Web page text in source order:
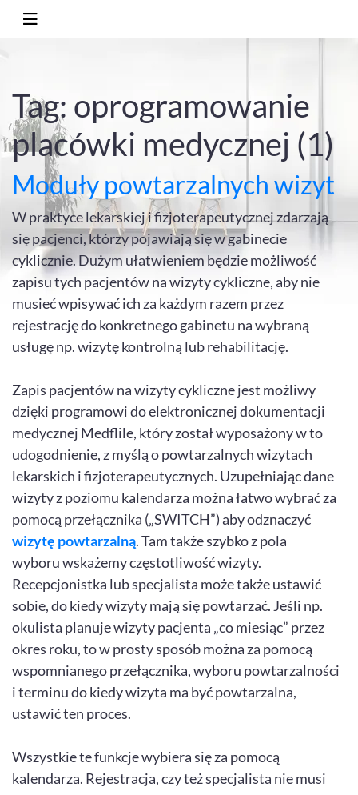
Tag: oprogramowanie
placówki medycznej (1)
Moduły powtarzalnych wizyt
W praktyce lekarskiej i fizjoterapeutycznej zdarzają
się pacjenci, którzy pojawiają się w gabinecie
cyklicznie. Dużym ułatwieniem będzie możliwość
zapisu tych pacjentów na wizyty cykliczne, aby nie
musieć wpisywać ich za każdym razem przez
rejestrację do konkretnego gabinetu na wybraną
usługę np. wizytę kontrolną lub rehabilitację.
Zapis pacjentów na wizyty cykliczne jest możliwy
dzięki programowi do elektronicznej dokumentacji
medycznej Medflile, który został wyposażony w to
udogodnienie, z myślą o powtarzalnych wizytach
lekarskich i fizjoterapeutycznych. Uzupełniając dane
wizyty z poziomu kalendarza można łatwo wybrać za
pomocą przełącznika („SWITCH”) aby odznaczyć
wizytę powtarzalną. Tam także szybko z pola
wyboru wskażemy częstotliwość wizyty.
Recepcjonistka lub specjalista może także ustawić
sobie, do kiedy wizyty mają się powtarzać. Jeśli np.
okulista planuje wizyty pacjenta „co miesiąc” przez
okres roku, to w prosty sposób można za pomocą
wspomnianego przełącznika, wyboru powtarzalności
i terminu do kiedy wizyta ma być powtarzalna,
ustawić ten proces.
Wszystkie te funkcje wybiera się za pomocą
kalendarza. Rejestracja, czy też specjalista nie musi